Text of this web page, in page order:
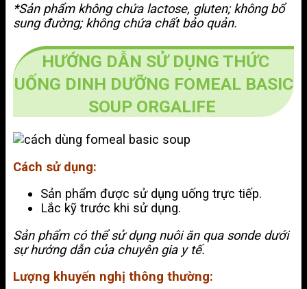
*Sản phẩm không chứa lactose, gluten; không bổ
sung đường; không chứa chất bảo quản.
HƯỚNG DẪN SỬ DỤNG THỨC
UỐNG DINH DƯỠNG FOMEAL BASIC
SOUP ORGALIFE
Cách sử dụng:
Sản phẩm được sử dụng uống trực tiếp.
Lắc kỹ trước khi sử dụng.
Sản phẩm có thể sử dụng nuôi ăn qua sonde dưới
sự hướng dẫn của chuyên gia y tế.
Lượng khuyến nghị thông thường: